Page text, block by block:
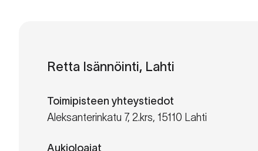
Retta Isännöinti, Lahti
Toimipisteen yhteystiedot
Aleksanterinkatu 7, 2.krs, 15110 Lahti
Aukioloajat